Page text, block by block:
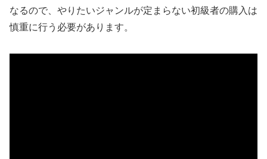
なるので、やりたいジャンルが定まらない初級者の購入は
慎重に行う必要があります。